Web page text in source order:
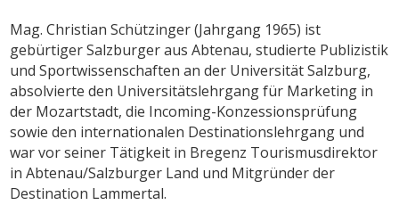
Mag. Christian Schützinger (Jahrgang 1965) ist
gebürtiger Salzburger aus Abtenau, studierte Publizistik
und Sportwissenschaften an der Universität Salzburg,
absolvierte den Universitätslehrgang für Marketing in
der Mozartstadt, die Incoming-Konzessionsprüfung
sowie den internationalen Destinationslehrgang und
war vor seiner Tätigkeit in Bregenz Tourismusdirektor
in Abtenau/Salzburger Land und Mitgründer der
Destination Lammertal.